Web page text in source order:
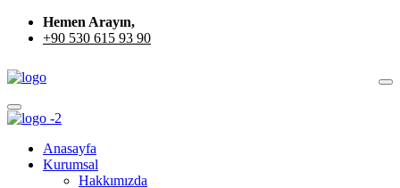
Hemen Arayın,
+90 530 615 93 90
Anasayfa
Kurumsal
Hakkımızda